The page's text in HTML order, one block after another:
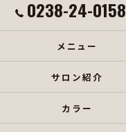
0238-24-0158
メニュー
サロン紹介
カラー